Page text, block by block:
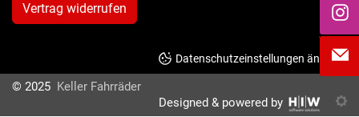
Vertrag widerrufen
Datenschutzeinstellungen ändern
© 2025 Keller Fahrräder
Designed & powered by